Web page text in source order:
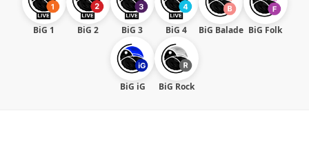
BiG 1 BiG 2 BiG 3 BiG 4 BiG Balade BiG Folk
BiG iG BiG Rock